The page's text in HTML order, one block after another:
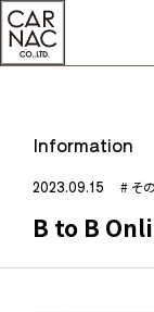
トップ
ごあいさつ
Web発注に
お知らせ
Information
2023.09.15 # そ
B to B